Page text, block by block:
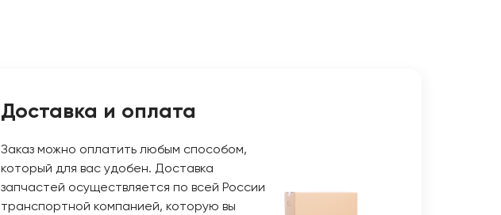
Доставка и оплата
Заказ можно оплатить любым способом,
который для вас удобен. Доставка
запчастей осуществляется по всей России
транспортной компанией, которую вы